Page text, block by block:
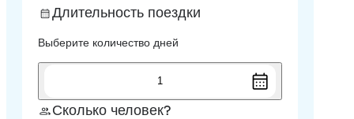
Длительность поездки
Выберите количество дней
1
Сколько человек?